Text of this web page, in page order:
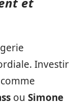
Investir
ou Simone